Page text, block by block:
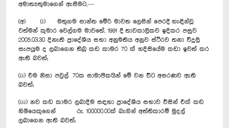
අමාත්‍යතුමාගෙන් ඇසීමට,—
(අ) (i) මතුගම සාන්ත මේරි මාවත ලෙසින් පෙරදී හැඳින්වූ
වත්මන් කුමාර වෙල්ගම මාවතේ, 1991 දී තාවකාලිකව ඉදිකර පසුව
2005.03.30 දිනැති ප්‍රාදේශීය සභා අනුමතිය අනුව ස්ථිරව තනා විදුලි
සැපයුම ද ලබාගෙන තිබූ කඩ කාමර 70 ක් හදිසියේම කඩා ඉවත් කර
ඇති බවත්;
(ii) එම නිසා පවුල් 70ක සාමාජිකයින් මේ වන විට අසරණව ඇති
බවත්;
(iii) නව කඩ කාමර ලබාදීම සඳහා ප්‍රාදේශීය සභාව විසින් එක් කඩ
හිමියෙකුගෙන් රු. 100000.00ක් බැගින් අත්තිකාරම් මුදල්
ලබාගෙන ඇති බවත්;